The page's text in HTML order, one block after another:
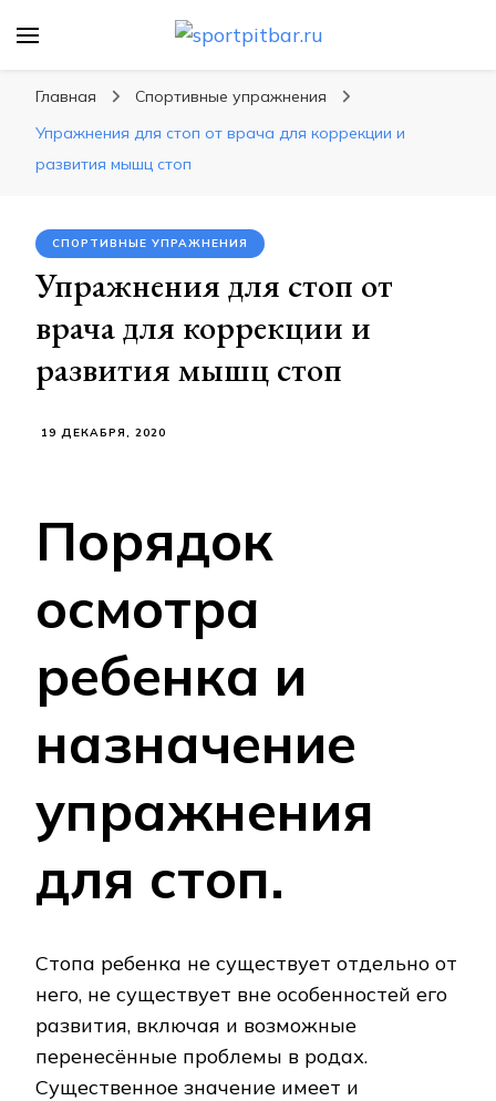
спортивных упражнения, правильные
диеты, программы тренировок
Главная
Спортивные упражнения
Упражнения для стоп от врача для коррекции и
развития мышц стоп
СПОРТИВНЫЕ УПРАЖНЕНИЯ
Упражнения для стоп от
врача для коррекции и
развития мышц стоп
19 ДЕКАБРЯ, 2020
Порядок
осмотра
ребенка и
назначение
упражнения
для стоп.
Стопа ребенка не существует отдельно от
него, не существует вне особенностей его
развития, включая и возможные
перенесённые проблемы в родах.
Существенное значение имеет и